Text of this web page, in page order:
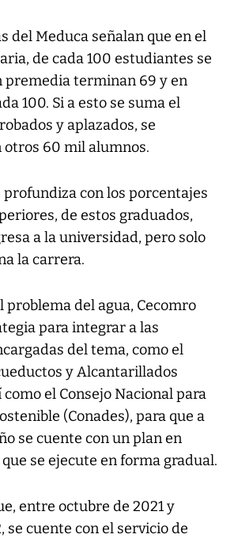
del Meduca señalan que en el
de cada 100 estudiantes se
premedia terminan 69 y en
100. Si a esto se suma el
y aplazados, se
60 mil alumnos.
profundiza con los porcentajes
de estos graduados,
a la universidad, pero solo
la carrera.
problema del agua, Cecomro
para integrar a las
del tema, como el
y Alcantarillados
el Consejo Nacional para
(Conades), para que a
se cuente con un plan en
se ejecute en forma gradual.
entre octubre de 2021 y
se cuente con el servicio de